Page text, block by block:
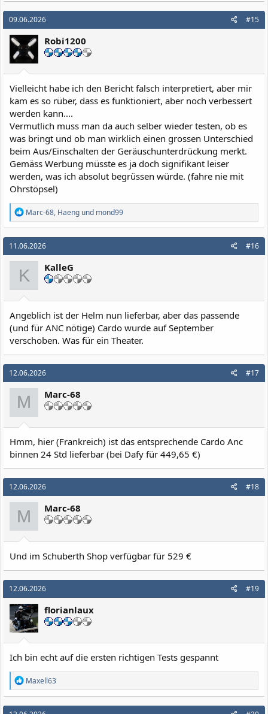
09.06.2026 #15
Robi1200
Vielleicht habe ich den Bericht falsch interpretiert, aber mir
kam es so rüber, dass es funktioniert, aber noch verbessert
werden kann....
Vermutlich muss man da auch selber wieder testen, ob es
was bringt und ob man wirklich einen grossen Unterschied
beim Aus/Einschalten der Geräuschunterdrückung merkt.
Gemäss Werbung müsste es ja doch signifikant leiser
werden, was ich absolut begrüssen würde. (fahre nie mit
Ohrstöpsel)
R
e
a
k
t
i
o
n
e
n
Marc-68, Haeng und mond99
11.06.2026 #16
K KalleG
Angeblich ist der Helm nun lieferbar, aber das passende
(und für ANC nötige) Cardo wurde auf September
verschoben. Was für ein Theater.
12.06.2026 #17
M Marc-68
Hmm, hier (Frankreich) ist das entsprechende Cardo Anc
binnen 24 Std lieferbar (bei Dafy für 449,65 €)
12.06.2026 #18
M Marc-68
Und im Schuberth Shop verfügbar für 529 €
12.06.2026 #19
florianlaux
Ich bin echt auf die ersten richtigen Tests gespannt
R
e
a
k
Maxell63